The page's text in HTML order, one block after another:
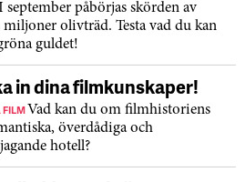
september påbörjas skörden av
miljoner olivträd. Testa vad du kan
guldet!
in dina filmkunskaper!
FILM Vad kan du om filmhistoriens
överdådiga och
hotell?